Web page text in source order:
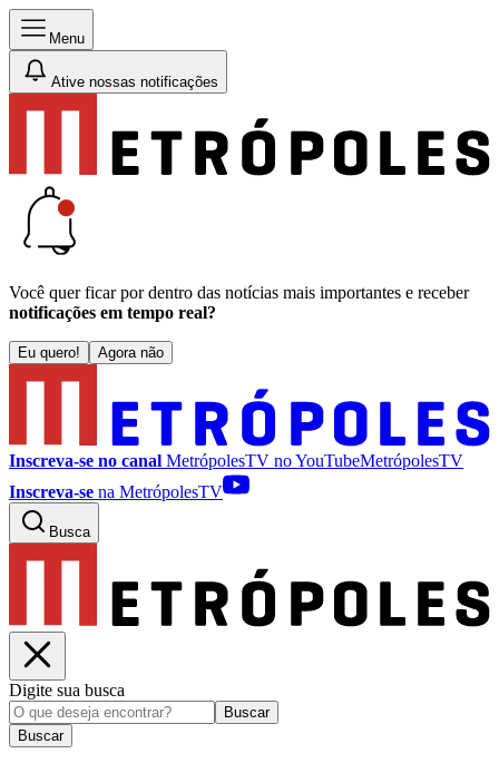
Menu
Ative nossas notificações
Você quer ficar por dentro das notícias mais importantes e receber
notificações em tempo real?
Eu quero! Agora não
Inscreva-se no canal MetrópolesTV noYouTubeMetrópolesTV
Inscreva-se na MetrópolesTV
Busca
Digite sua busca
Buscar
Buscar